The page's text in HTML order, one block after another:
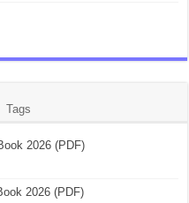
Tags
2026 (PDF)
2026 (PDF)